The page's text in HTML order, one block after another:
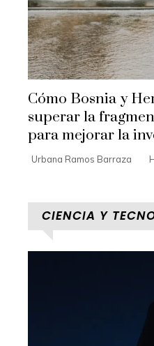
Cómo Bosnia y
superar la
para mejorar la
Urbana Ramos Barraza
CIENCIA Y